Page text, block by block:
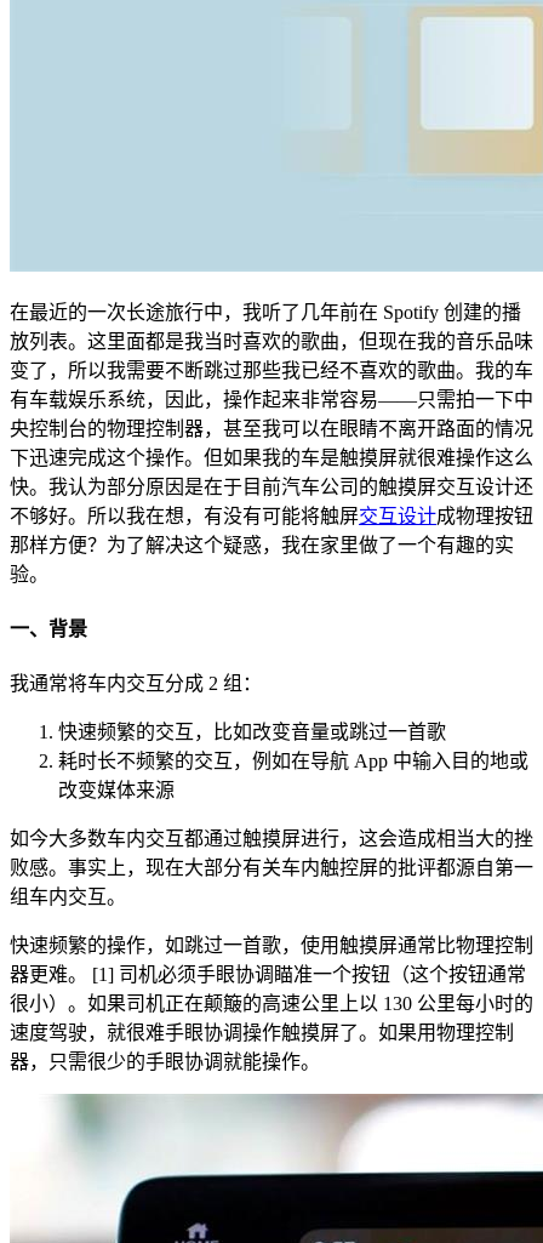
在最近的一次长途旅行中，我听了几年前在 Spotify 创建的播
放列表。这里面都是我当时喜欢的歌曲，但现在我的音乐品味
变了，所以我需要不断跳过那些我已经不喜欢的歌曲。我的车
有车载娱乐系统，因此，操作起来非常容易——只需拍一下中
央控制台的物理控制器，甚至我可以在眼睛不离开路面的情况
下迅速完成这个操作。但如果我的车是触摸屏就很难操作这么
快。我认为部分原因是在于目前汽车公司的触摸屏交互设计还
不够好。所以我在想，有没有可能将触屏交互设计成物理按钮
那样方便？为了解决这个疑惑，我在家里做了一个有趣的实
验。
一、背景
我通常将车内交互分成 2 组：
快速频繁的交互，比如改变音量或跳过一首歌
耗时长不频繁的交互，例如在导航 App 中输入目的地或
改变媒体来源
如今大多数车内交互都通过触摸屏进行，这会造成相当大的挫
败感。事实上，现在大部分有关车内触控屏的批评都源自第一
组车内交互。
快速频繁的操作，如跳过一首歌， 使用触摸屏通常比物理控制
器更难。
[1] 司机必须手眼协调瞄准一个按钮（这个按钮通常
很小）。如果司机正在颠簸的高速公里上以 130 公里每小时的
速度驾驶，就很难手眼协调操作触摸屏了。如果用物理控制
器，只需很少的手眼协调就能操作。